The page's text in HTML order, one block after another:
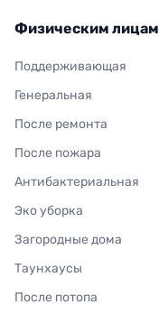
Физическим лицам
Поддерживающая
Генеральная
После ремонта
После пожара
Антибактериальная
Эко уборка
Загородные дома
Таунхаусы
После потопа